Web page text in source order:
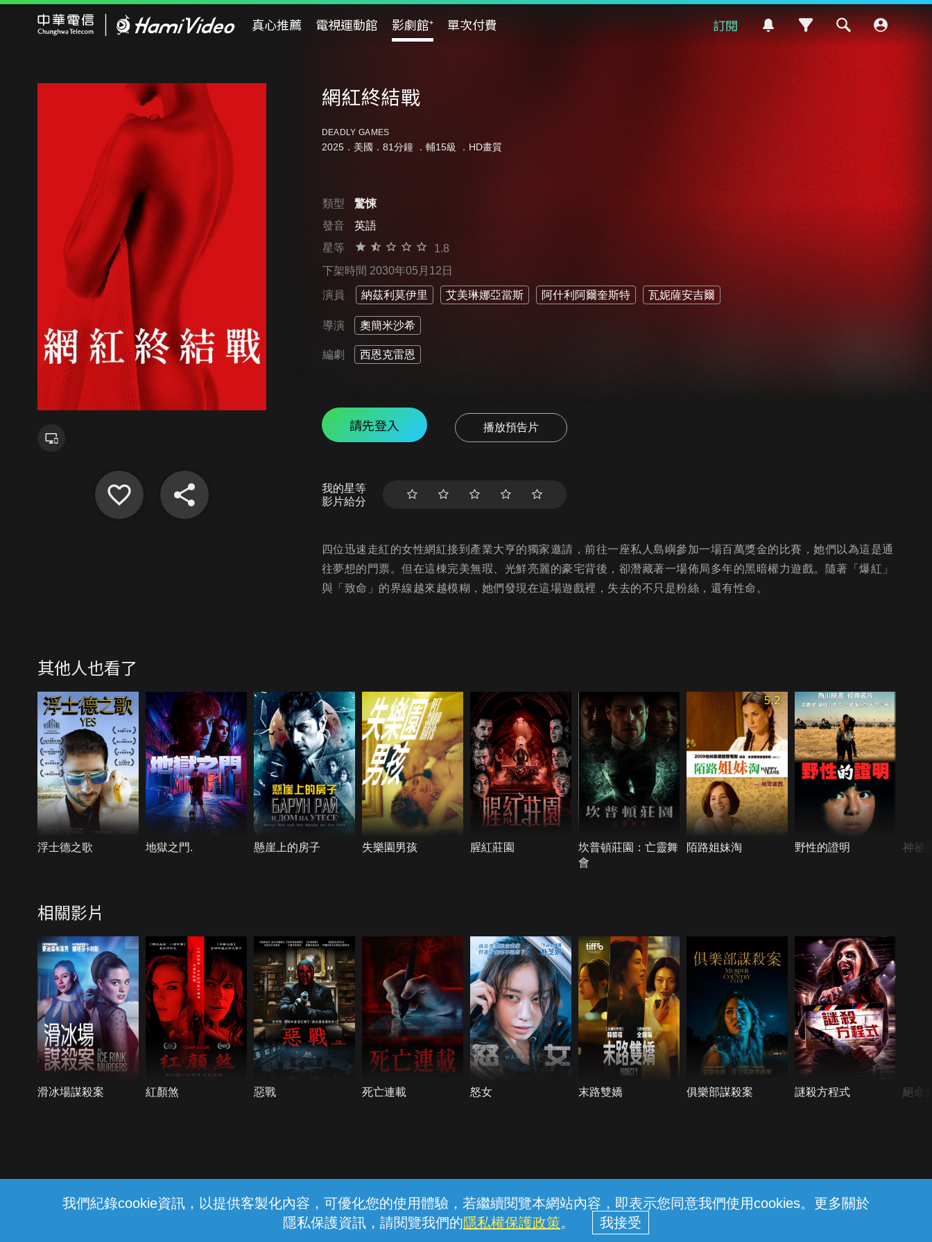
我們紀錄cookie資訊，以提供客製化內容，可優化您的使用體驗，若繼續閱覽本網站內容，即表示您同意我們使用cookies。更多關於
隱私保護資訊，請閱覽我們的隱私權保護政策。
真心推薦 電視運動館 影劇館⁺ 單次付費 訂閱
網紅終結戰
DEADLY GAMES
2025．美國．81分鐘 ． 輔15級 ．HD畫質
類型
驚悚
發音
英語
星等
1.8
下架時間 2030年05月12日
演員 納茲利莫伊里 艾美琳娜亞當斯 阿什利阿爾奎斯特 瓦妮薩安吉爾
導演 奧簡米沙希
編劇 西恩克雷恩
請先登入 播放預告片
我的星等
影片給分
四位迅速走紅的女性網紅接到產業大亨的獨家邀請，前往一座私人島嶼參加一場百萬獎金的比賽，她們以為這是通
往夢想的門票。但在這棟完美無瑕、光鮮亮麗的豪宅背後，卻潛藏著一場佈局多年的黑暗權力遊戲。隨著「爆紅」
與「致命」的界線越來越模糊，她們發現在這場遊戲裡，失去的不只是粉絲，還有性命。
其他人也看了
浮士德之歌 地獄之門. 懸崖上的房子 失樂園男孩 腥紅莊園
坎普頓莊園：亡靈舞
會
5.2
陌路姐妹淘 野性的證明 神祕
相關影片
滑冰場謀殺案 紅顏煞 惡戰 死亡連載 怒女 末路雙嬌 俱樂部謀殺案 謎殺方程式 絕命
線上客服 服務條款 隱私權保護
中華電信股份有限公司個人家庭分公司 (統一編號：96979949) © 2026